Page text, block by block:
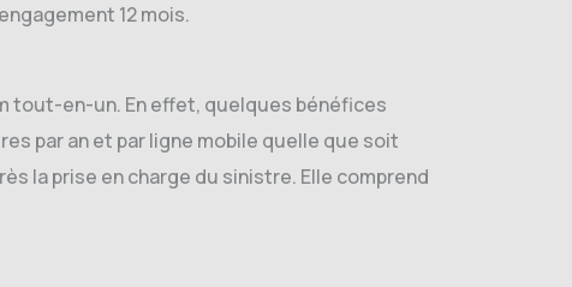
12 mois.
tout-en-un. En effet, quelques bénéfices
par an et par ligne mobile quelle que soit
la prise en charge du sinistre. Elle comprend